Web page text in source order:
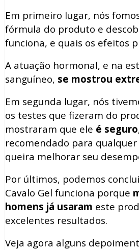
Em primeiro lugar, nós
fórmula do produto e
funciona, e quais os efeitos
A atuação hormonal, e na
sanguíneo, se mostrou
Em segunda lugar, nós
os testes que fizeram do
mostraram que ele é
recomendado para
queira melhorar seu
Por últimos, podemos
Cavalo Gel funciona porque
homens já usaram este
excelentes resultados.
Veja agora alguns